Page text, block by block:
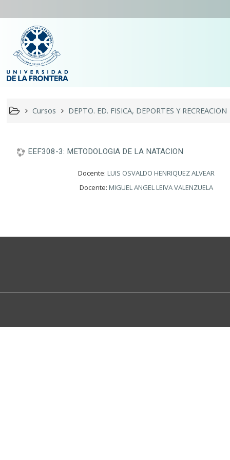
Cursos DEPTO. ED. FISICA, DEPORTES Y RECREACION
EEF308-3: METODOLOGIA DE LA NATACION
Docente: LUIS OSVALDO HENRIQUEZ ALVEAR
Docente: MIGUEL ANGEL LEIVA VALENZUELA